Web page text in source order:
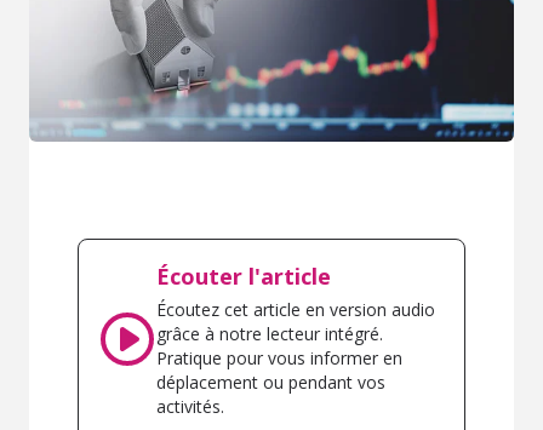
Écouter l'article
Écoutez cet article en version audio
grâce à notre lecteur intégré.
Pratique pour vous informer en
déplacement ou pendant vos
activités.